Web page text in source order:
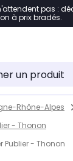
la navigation
pied de page
chatbot
pas :
à prix bradés.
Rhône-Alpes
- Thonon
Publier - Thonon